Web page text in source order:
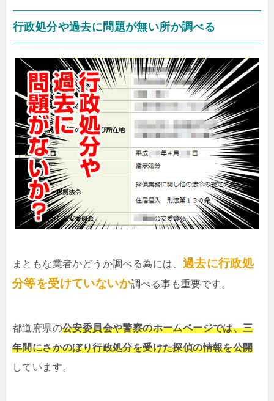
行政処分や過去に問題が無い所か調べる
まともな業者かどうか調べる為には、 過去に行政処
分等を受けていないか調べる事も重要です。
都道府県の公安委員会や警察のホームページでは、三
年間にさかのぼり行政処分を受けた探偵の情報を公開
しています。